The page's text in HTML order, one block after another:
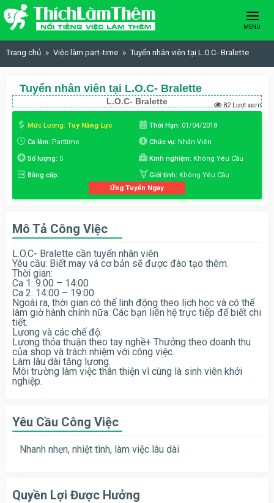
Skip to content
MENU
Trang chủ Việc làm part-time Tuyển nhân viên tại L.O.C- Bralette
Tuyển nhân viên tại L.O.C- Bralette
L.O.C- Bralette 82 Lượt xem
Mức Lương: Tùy Năng Lực Thời Hạn: 01/04/2018
Ca làm: Parttime Chức vụ: Nhân Viên
Số lượng: 5 Kinh nghiệm: Không Yêu Cầu
Bằng cấp: Giới tính: Không Yêu Cầu
Ứng Tuyển Ngay
Mô Tả Công Việc
L.O.C- Bralette cần tuyển nhân viên
Yêu cầu: Biết may vá cơ bản sẽ được đào tạo thêm.
Thời gian:
Ca 1: 9:00 – 14:00
Ca 2: 14:00 – 19:00
Ngoài ra, thời gian có thể linh động theo lịch học và có thể
làm giờ hành chính nữa. Các bạn liên hệ trực tiếp để biết chi
tiết.
Lương và các chế độ:
Lương thỏa thuận theo tay nghề+ Thưởng theo doanh thu
của shop và trách nhiệm với công việc.
Làm lâu dài tăng lương.
Môi trường làm việc thân thiện vì cùng là sinh viên khởi
nghiệp.
Yêu Cầu Công Việc
Nhanh nhẹn, nhiệt tình, làm việc lâu dài
Quyền Lợi Được Hưởng